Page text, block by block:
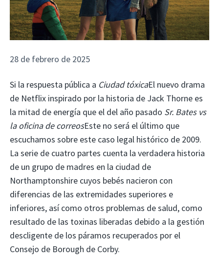
28 de febrero de 2025
Si la respuesta pública a Ciudad tóxicaEl nuevo drama
de Netflix inspirado por la historia de Jack Thorne es
la mitad de energía que el del año pasado Sr. Bates vs
la oficina de correosEste no será el último que
escuchamos sobre este caso legal histórico de 2009.
La serie de cuatro partes cuenta la verdadera historia
de un grupo de madres en la ciudad de
Northamptonshire cuyos bebés nacieron con
diferencias de las extremidades superiores e
inferiores, así como otros problemas de salud, como
resultado de las toxinas liberadas debido a la gestión
descligente de los páramos recuperados por el
Consejo de Borough de Corby.